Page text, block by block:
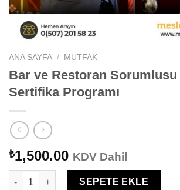
ANA SAYFA / MUTFAK
Bar ve Restoran
Sertifika Programı
₺1,500.00 KDV Dahil
Bar ve Restoran Sorumlusu Eğitimi
SEPETE EKLE